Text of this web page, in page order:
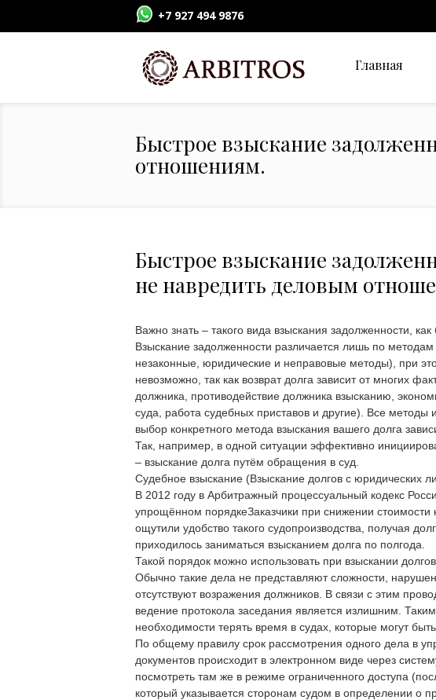
+7 927 494 9876
Главная
Быстрое взыскание
отношениям.
Быстрое взыскание
не навредить деловым
Важно знать – такого вида взыскания задолженности,
Взыскание задолженности различается лишь по
незаконные, юридические и неправовые методы), при
невозможно, так как возврат долга зависит от многих
должника, противодействие должника взысканию,
суда, работа судебных приставов и другие). Все методы
выбор конкретного метода взыскания вашего долга
Так, например, в одной ситуации эффективно
– взыскание долга путём обращения в суд.
Судебное взыскание (Взыскание долгов с юридических
В 2012 году в Арбитражный процессуальный кодекс
упрощённом порядкеЗаказчики при снижении
ощутили удобство такого судопроизводства, получая
приходилось заниматься взысканием долга по полгода.
Такой порядок можно использовать при взыскании
Обычно такие дела не представляют сложности,
отсутствуют возражения должников. В связи с этим
ведение протокола заседания является излишним.
необходимости терять время в судах, которые могут
По общему правилу срок рассмотрения одного дела в
документов происходит в электронном виде через
посмотреть там же в режиме ограниченного доступа
который указывается сторонам судом в определении о